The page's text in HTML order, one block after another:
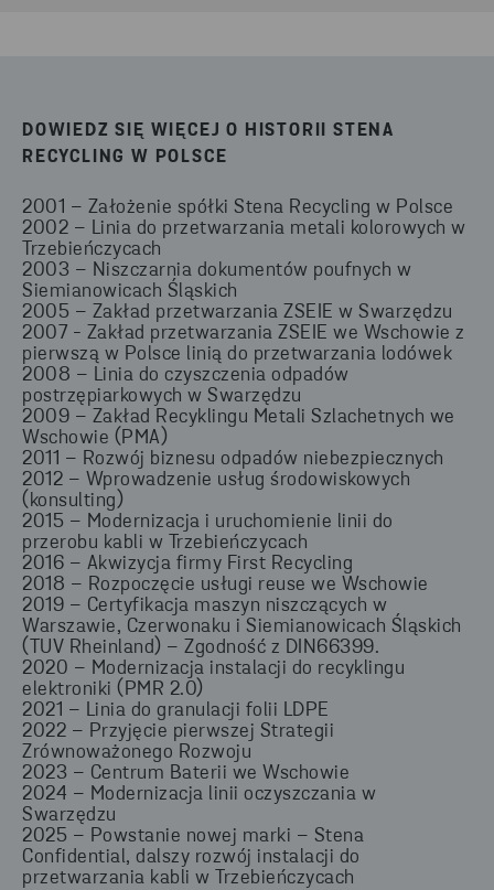
DOWIEDZ SIĘ WIĘCEJ O HISTORII STENA
RECYCLING W POLSCE
2001 – Założenie spółki Stena Recycling w Polsce
2002 – Linia do przetwarzania metali kolorowych w
Trzebieńczycach
2003 – Niszczarnia dokumentów poufnych w
Siemianowicach Śląskich
2005 – Zakład przetwarzania ZSEIE w Swarzędzu
2007 - Zakład przetwarzania ZSEIE we Wschowie z
pierwszą w Polsce linią do przetwarzania lodówek
2008 – Linia do czyszczenia odpadów
postrzępiarkowych w Swarzędzu
2009 – Zakład Recyklingu Metali Szlachetnych we
Wschowie (PMA)
2011 – Rozwój biznesu odpadów niebezpiecznych
2012 – Wprowadzenie usług środowiskowych
(konsulting)
2015 – Modernizacja i uruchomienie linii do
przerobu kabli w Trzebieńczycach
2016 – Akwizycja firmy First Recycling
2018 – Rozpoczęcie usługi reuse we Wschowie
2019 – Certyfikacja maszyn niszczących w
Warszawie, Czerwonaku i Siemianowicach Śląskich
(TUV Rheinland) – Zgodność z DIN66399.
2020 – Modernizacja instalacji do recyklingu
elektroniki (PMR 2.0)
2021 – Linia do granulacji folii LDPE
2022 – Przyjęcie pierwszej Strategii
Zrównoważonego Rozwoju
2023 – Centrum Baterii we Wschowie
2024 – Modernizacja linii oczyszczania w
Swarzędzu
2025 – Powstanie nowej marki – Stena
Confidential, dalszy rozwój instalacji do
przetwarzania kabli w Trzebieńczycach